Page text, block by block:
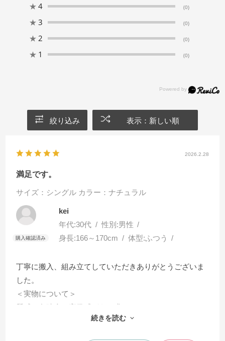
★ 4 (0)
★ 3 (0)
★ 2 (0)
★ 1 (0)
絞り込み 表示：新しい順
2026.2.28
満足です。
サイズ：シングル カラー：ナチュラル
kei
年代:30代 性別:男性
身長:166～170cm 体型:ふつう
丁寧に搬入、組み立てしていただきありがとうございま
した。
＜実物について＞
質感や色味含め高級感があり求めていたものにマッチし
続きを読む